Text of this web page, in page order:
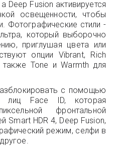
Deep Fusion активируется
освещенности, чтобы
Фотографические стили -
который выборочно
приглушая цвета или
опции Vibrant, Rich
Tone и Warmth для
с помощью
лиц Face ID, которая
фронтальной
HDR 4, Deep Fusion,
режим, селфи в